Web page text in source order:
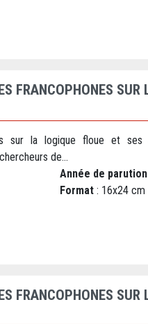
FRANCOPHONES
sur la logique floue et ses
de...
Année de parution
Format : 16x24 cm
FRANCOPHONES